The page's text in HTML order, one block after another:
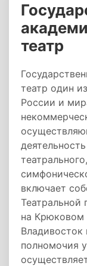
театр
театр один
России и
включает
Театральной
на Крюковом
Владивосток
полномочия